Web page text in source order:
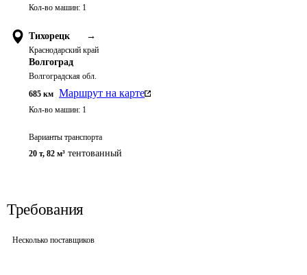
Кол-во машин: 1
Тихорецк →
Краснодарский край
Волгоград
Волгоградская обл.
685 км Маршрут на карте
Кол-во машин: 1
Варианты транспорта
20 т, 82 м³ тентованный
Требования
Несколько поставщиков